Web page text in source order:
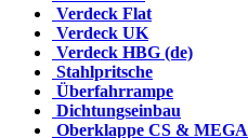
Verdeck Flat
Verdeck UK
Verdeck HBG (de)
Stahlpritsche
Überfahrrampe
Dichtungseinbau
Oberklappe CS & MEGA